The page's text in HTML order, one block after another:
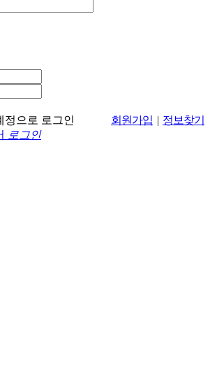
회원가입 | 정보찾기
정으로 로그인
로그인